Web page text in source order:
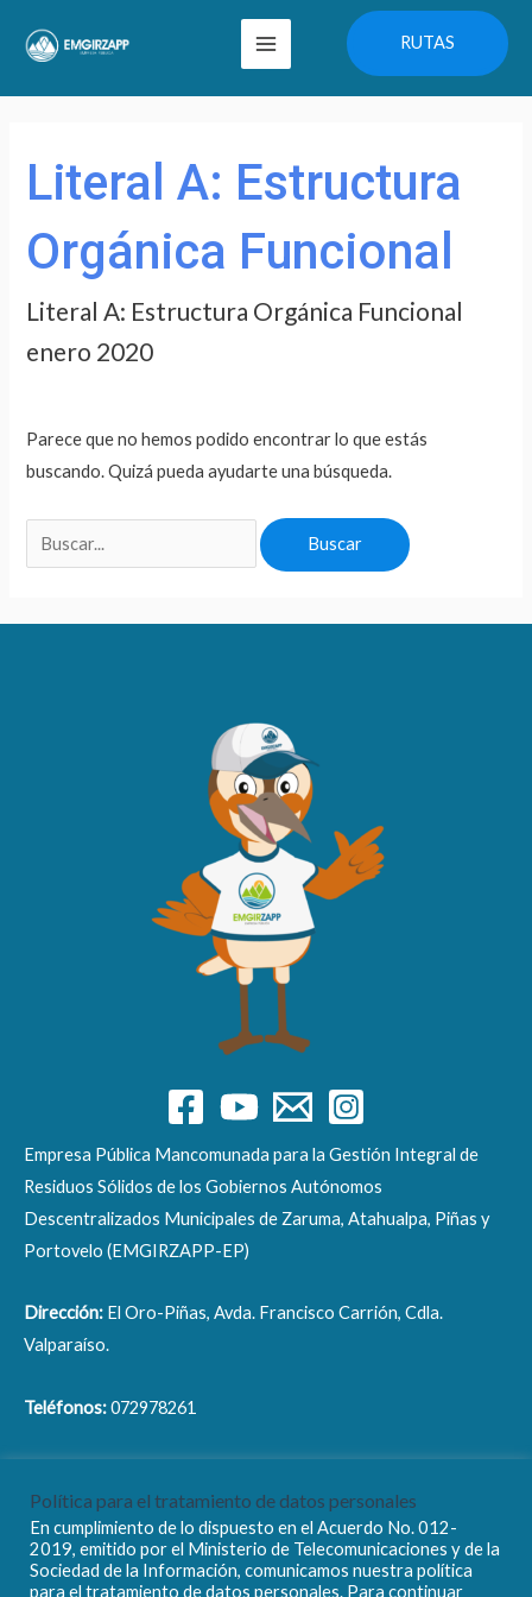
Main
Menu
RUTAS
Literal A: Estructura
Orgánica Funcional
Literal A: Estructura Orgánica Funcional
enero 2020
Parece que no hemos podido encontrar lo que estás
buscando. Quizá pueda ayudarte una búsqueda.
Empresa Pública Mancomunada para la Gestión Integral de
Residuos Sólidos de los Gobiernos Autónomos
Descentralizados Municipales de Zaruma, Atahualpa, Piñas y
Portovelo (EMGIRZAPP-EP)
Dirección: El Oro-Piñas, Avda. Francisco Carrión, Cdla.
Valparaíso.
Teléfonos:072978261
Política para el tratamiento de datos personales
En cumplimiento de lo dispuesto en el Acuerdo No. 012-
2019, emitido por el Ministerio de Telecomunicaciones y de la
Sociedad de la Información, comunicamos nuestra política
para el tratamiento de datos personales. Para continuar